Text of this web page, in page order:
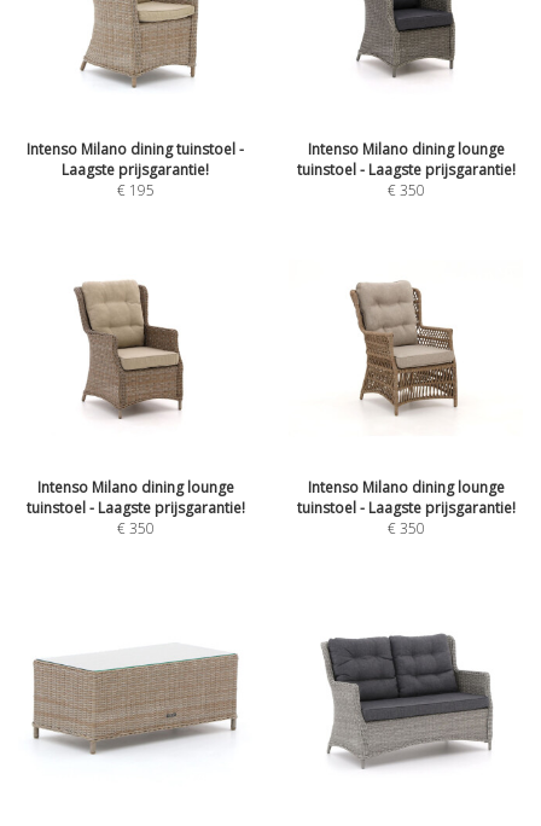
Intenso Milano dining tuinstoel -
Laagste prijsgarantie!
€ 195
Intenso Milano dining lounge
tuinstoel - Laagste prijsgarantie!
€350
Intenso Milano dining lounge
tuinstoel - Laagste prijsgarantie!
€350
Intenso Milano dining lounge
tuinstoel - Laagste prijsgarantie!
€350